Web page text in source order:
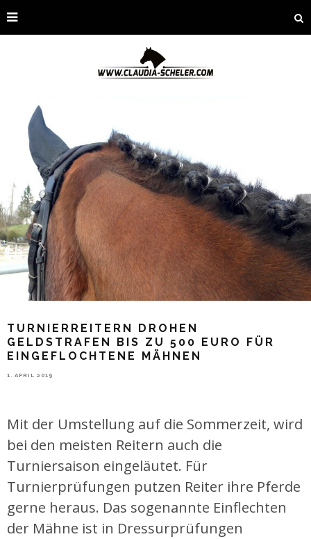
TURNIERREITERN DROHEN
GELDSTRAFEN BIS ZU 500 EURO FÜR
EINGEFLOCHTENE MÄHNEN
1. APRIL 2019
Mit der Umstellung auf die Sommerzeit, wird
bei den meisten Reitern auch die
Turniersaison eingeläutet. Für
Turnierprüfungen putzen Reiter ihre Pferde
gerne heraus. Das sogenannte Einflechten
der Mähne ist in Dressurprüfungen